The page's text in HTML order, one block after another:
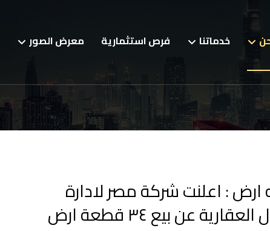
خدماتنا فرص استثمارية معرض الصور
: اعلنت شركة مصر لادارة
عن بيع ٣٤ قطعة ارض